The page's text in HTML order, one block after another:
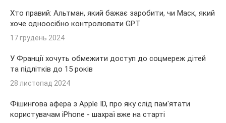
Хто правий: Альтман, який бажає заробити, чи Маск, який
хоче одноосібно контролювати GPT
17 грудень 2024
У Франції хочуть обмежити доступ до соцмереж дітей
та підлітків до 15 років
28 листопад 2024
Фішингова афера з Apple ID, про яку слід пам'ятати
користувачам iPhone - шахраї вже на старті